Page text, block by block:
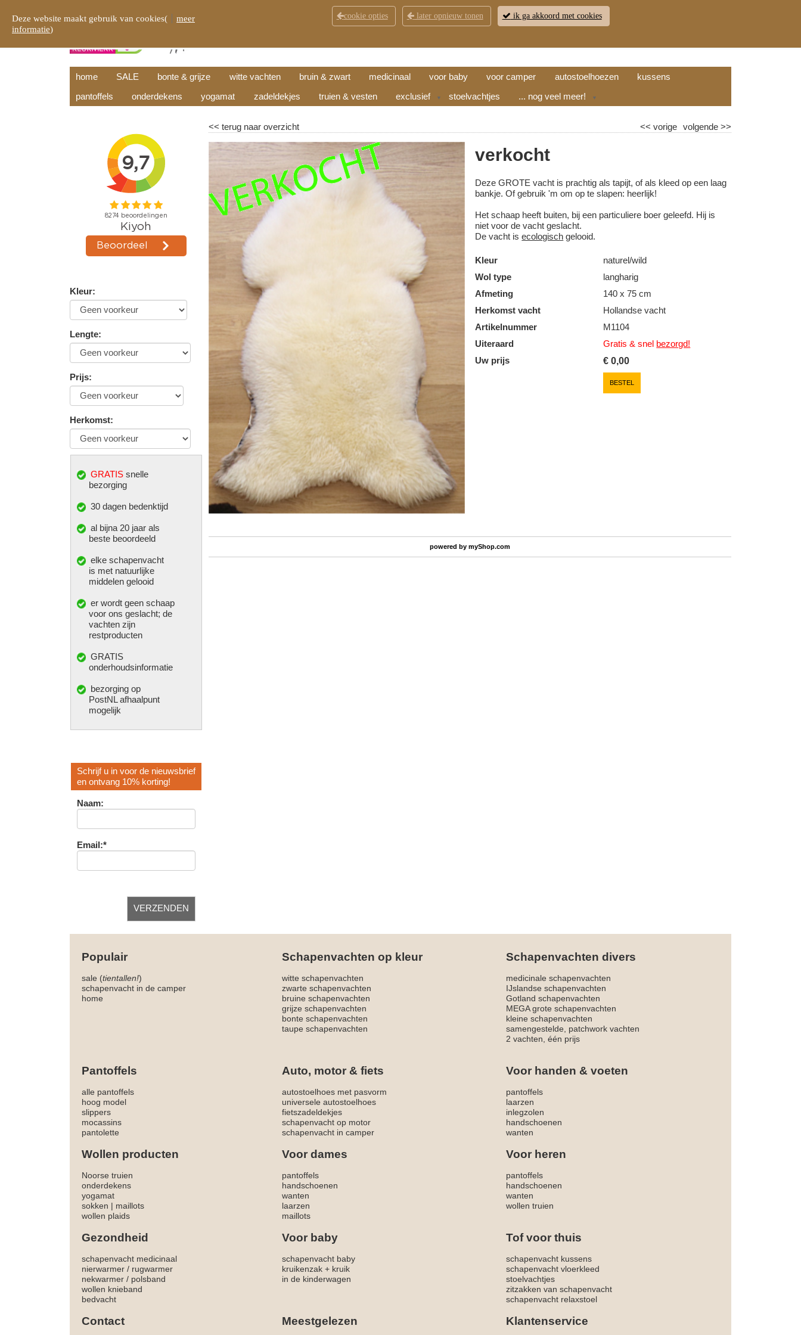
KLANTENSERVICE CONTACT OPENINGSTIJDEN RETOUR WINKELWAGEN (
home SALE bonte & grijze witte vachten bruin & zwart medicinaal voor baby voor camper autostoelhoezen
kussens
pantoffels
onderdekens yogamat zadeldekjes truien & vesten exclusief ▼ stoelvachtjes ... nog veel meer! ▼
Kleur:
Lengte:
Prijs:
Herkomst:
GRATIS snelle
bezorging
30 dagen bedenktijd
al bijna 20 jaar als
beste beoordeeld
elke schapenvacht
is met natuurlijke
middelen gelooid
er wordt geen schaap
voor ons geslacht; de
vachten zijn
restproducten
GRATIS
onderhoudsinformatie
bezorging op
PostNL afhaalpunt
mogelijk
Schrijf u in voor de nieuwsbrief
en ontvang 10% korting!
Naam:
Email:*
<<terug naar overzicht volgende>>
<< vorige
verkocht
Deze GROTE vacht is prachtig als tapijt, of als kleed op een laag
bankje. Of gebruik 'm om op te slapen: heerlijk!
Het schaap heeft buiten, bij een particuliere boer geleefd. Hij is
niet voor de vacht geslacht.
De vacht isecologisch gelooid.
Kleur
naturel/wild
Wol type
langharig
Afmeting
140 x 75 cm
Herkomst vacht
Hollandse vacht
Artikelnummer
M1104
Uiteraard
Gratis & snel bezorgd!
Uw prijs
€0,00
BESTEL
powered bymyShop.com
Populair Schapenvachten op kleur Schapenvachten divers
sale (tientallen!) witte schapenvachten
medicinale schapenvachten
schapenvacht in de camper
zwarte schapenvachten
IJslandse schapenvachten
home
bruine schapenvachten
Gotland schapenvachten
grijze schapenvachten
MEGA grote schapenvachten
bonte schapenvachten
kleine schapenvachten
taupe schapenvachten
samengestelde, patchwork vachten
2 vachten, één prijs
Pantoffels Auto, motor & fiets Voor handen & voeten
alle pantoffels autostoelhoes met pasvorm
pantoffels
hoog model
universele autostoelhoes
laarzen
slippers
fietszadeldekjes
inlegzolen
mocassins
schapenvacht op motor
handschoenen
pantolette
schapenvacht in camper wanten
Wollen producten Voor dames Voor heren
Noorse truien pantoffels
pantoffels
onderdekens
handschoenen
handschoenen
yogamat
wanten
wanten
sokken | maillots laarzen
wollen truien
wollen plaids
maillots
Gezondheid Voor baby Tof voor thuis
schapenvacht medicinaal schapenvacht baby
schapenvacht kussens
nierwarmer / rugwarmer kruikenzak + kruik
schapenvacht vloerkleed
nekwarmer / polsband in de kinderwagen
stoelvachtjes
wollen knieband
zitzakken van schapenvacht
bedvacht
schapenvacht relaxstoel
Contact Meestgelezen Klantenservice
Deze website maakt gebruik van cookies(
meer
informatie)
cookie opties later opnieuw tonen ik ga akkoord met cookies